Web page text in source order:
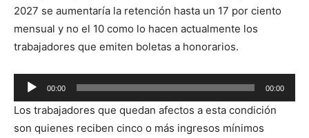
2027 se aumentaría la retención hasta un 17 por ciento
mensual y no el 10 como lo hacen actualmente los
trabajadores que emiten boletas a honorarios.
Reproductor
de
audio
00:00 00:00
Los trabajadores que quedan afectos a esta condición
son quienes reciben cinco o más ingresos mínimos